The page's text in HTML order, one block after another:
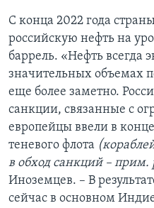
С конца 2022 года
российскую нефть на
баррель. «Нефть всегда
значительных объемах
еще более заметно.
санкции, связанные с
европейцы ввели в
теневого флота
в обход санкций – прим.
Иноземцев. – В
сейчас в основном